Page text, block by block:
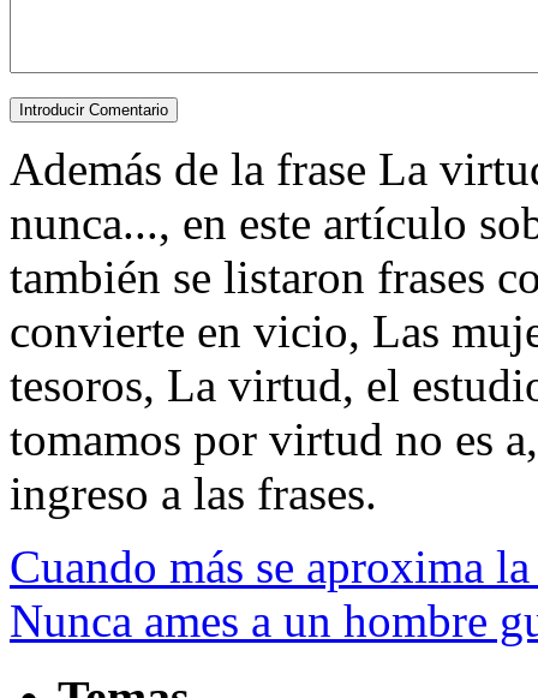
Además de la frase La
nunca..., en este artículo
también se listaron frases
convierte en vicio, Las
tesoros, La virtud, el
tomamos por virtud no es
ingreso a las frases.
Cuando más se aproxima
Nunca ames a un hombre